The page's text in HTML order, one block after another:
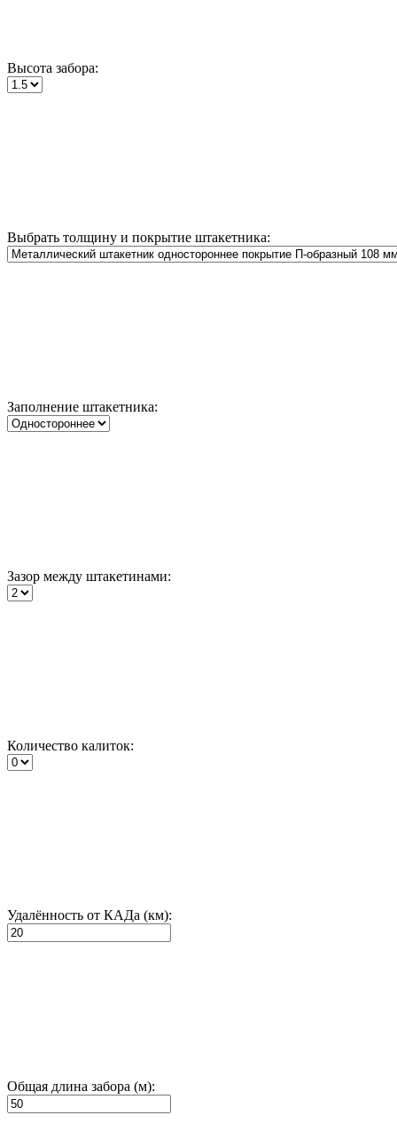
Высота забора:
Выбрать толщину и покрытие штакетника:
Заполнение штакетника:
Зазор между штакетинами:
Количество калиток:
Удалённость от КАДа (км):
Общая длина забора (м):